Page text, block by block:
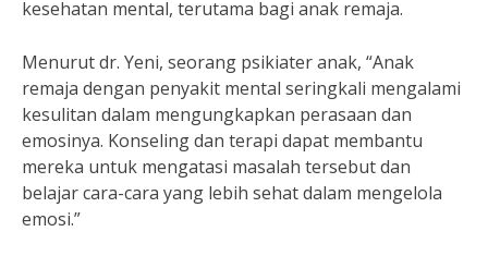
kesehatan mental, terutama bagi anak remaja.
Menurut dr. Yeni, seorang psikiater anak, “Anak
remaja dengan penyakit mental seringkali mengalami
kesulitan dalam mengungkapkan perasaan dan
emosinya. Konseling dan terapi dapat membantu
mereka untuk mengatasi masalah tersebut dan
belajar cara-cara yang lebih sehat dalam mengelola
emosi.”